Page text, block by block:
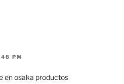
PM
en osaka productos